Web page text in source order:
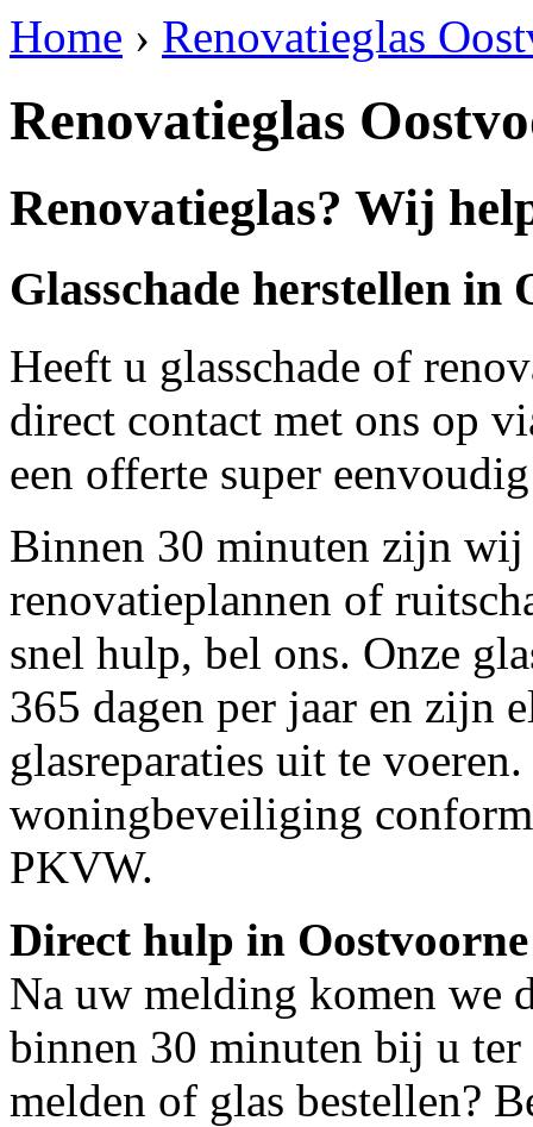
Home › Renovatieglas
Renovatieglas
Renovatieglas? Wij
Glasschade herstellen in
Heeft u glasschade of
direct contact met ons op
een offerte super
Binnen 30 minuten zijn wij
renovatieplannen of
snel hulp, bel ons. Onze
365 dagen per jaar en zijn
glasreparaties uit te
woningbeveiliging
PKVW.
Direct hulp in Oostvoorne
Na uw melding komen we
binnen 30 minuten bij u ter
melden of glas bestellen?